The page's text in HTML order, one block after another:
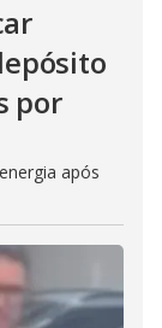
por
após